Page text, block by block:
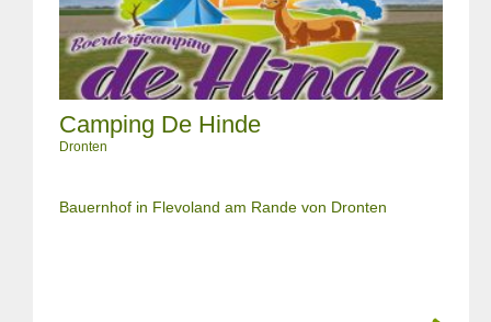
Camping De Hinde
Dronten
Bauernhof in Flevoland am Rande von Dronten